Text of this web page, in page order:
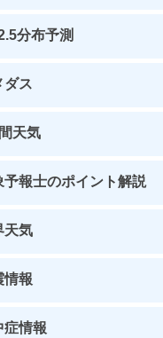
分布予測
ダス
天気
予報士のポイント解説
天気
情報
症情報